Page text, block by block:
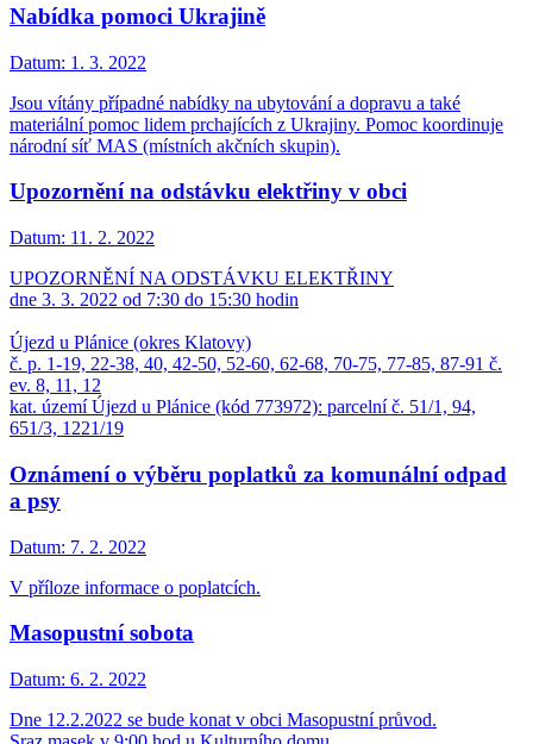
Nabídka pomoci Ukrajině
Datum: 1. 3. 2022
Jsou vítány případné nabídky na ubytování a dopravu a také
materiální pomoc lidem prchajících z Ukrajiny. Pomoc koordinuje
národní síť MAS (místních akčních skupin).
Upozornění na odstávku elektřiny v obci
Datum: 11. 2. 2022
UPOZORNĚNÍ NA ODSTÁVKU ELEKTŘINY
dne 3. 3. 2022 od 7:30 do 15:30 hodin
Újezd u Plánice (okres Klatovy)
č. p. 1-19, 22-38, 40, 42-50, 52-60, 62-68, 70-75, 77-85, 87-91 č.
ev. 8, 11, 12
kat. území Újezd u Plánice (kód 773972): parcelní č. 51/1, 94,
651/3, 1221/19
Oznámení o výběru poplatků za komunální odpad
a psy
Datum: 7. 2. 2022
V příloze informace o poplatcích.
Masopustní sobota
Datum: 6. 2. 2022
Dne 12.2.2022 se bude konat v obci Masopustní průvod.